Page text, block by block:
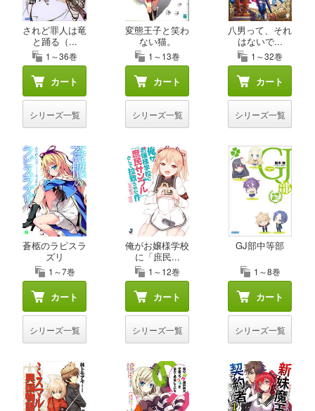
されど罪人は竜
と踊る（...
1～36巻
カート
シリーズ一覧
変態王子と笑わ
ない猫。
1～13巻
カート
シリーズ一覧
八男って、それ
はないで...
1～32巻
カート
シリーズ一覧
蒼柩のラピスラ
ズリ
1～7巻
カート
シリーズ一覧
俺がお嬢様学校
に「庶民...
1～12巻
カート
シリーズ一覧
GJ部中等部
1～8巻
カート
シリーズ一覧